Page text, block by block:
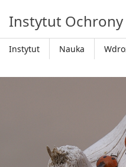
Instytut Ochrony
Instytut Nauka